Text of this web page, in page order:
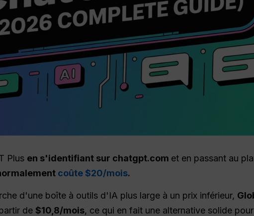
Plus en s'identifiant sur chatgpt.com et en passant au
coûte $20/mois.
d'une boîte à outils d'IA plus large à un prix inférieur,
de $10,8/mois, ce qui en fait une alternative solide